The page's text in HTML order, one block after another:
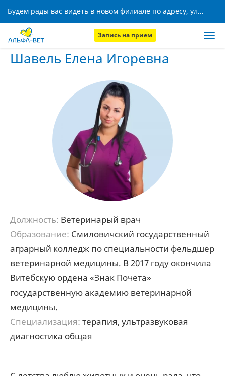
Будем рады вас видеть в новом филиале по адресу, ул. Кижеватова, 8!
Запись на прием
Главная Наши сотрудники Шавель Елена Игоревна
Шавель Елена Игоревна
Должность: Ветеринарый врач
Образование: Смиловичский государственный
аграрный колледж по специальности фельдшер
ветеринарной медицины. В 2017 году окончила
Витебскую ордена «Знак Почета»
государственную академию ветеринарной
медицины.
Специализация: терапия, ультразвуковая
диагностика общая